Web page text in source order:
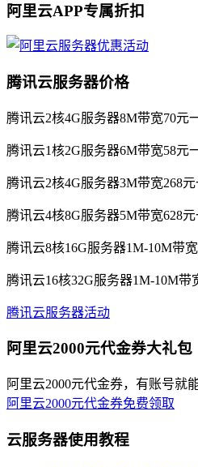
阿里云APP专属折扣
腾讯云服务器价格
腾讯云2核4G服务器8M带宽70元
腾讯云1核2G服务器6M带宽58元
腾讯云2核4G服务器3M带宽268
腾讯云4核8G服务器5M带宽628
腾讯云8核16G服务器1M-10M带
腾讯云16核32G服务器1M-10M带
腾讯云服务器活动
阿里云2000元代金券大礼包
阿里云2000元代金券，有账号就能
阿里云2000元代金券免费领取
云服务器使用教程